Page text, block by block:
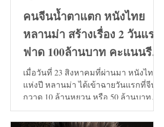
คนจีนน้ำตาแตก หนังไทย
หลานม่า สร้างเรื่อง 2 วันแรก
ฟาด 100ล้านบาท คะแนนรีวิว
9+
เมื่อวันที่ 23 สิงหาคมที่ผ่านมา หนังไทย
แห่งปี หลานม่า ได้เข้าฉายวันแรกที่จีน
กวาด 10 ล้านหยวน หรือ 50 ล้านบาท
และวันที่ 24 สิงหาคมทะลุ...